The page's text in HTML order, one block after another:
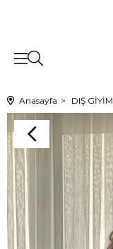
Anasayfa DIŞ GİYİM